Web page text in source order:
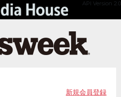
API Version 2.0
新規会員登録